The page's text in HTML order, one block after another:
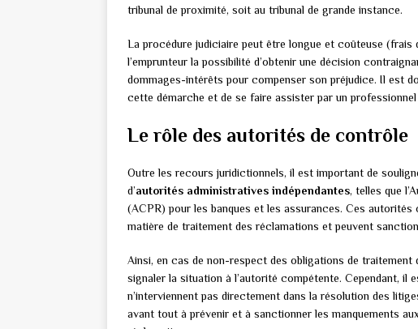
tribunal de proximité, soit au tribunal de grande instance.
La procédure judiciaire peut être longue et coûteuse (frais
l’emprunteur la possibilité d’obtenir une décision
dommages-intérêts pour compenser son préjudice. Il est
cette démarche et de se faire assister par un
Le rôle des autorités de contrôle
Outre les recours juridictionnels, il est important de
d’autorités administratives indépendantes, telles que
(ACPR) pour les banques et les assurances. Ces
matière de traitement des réclamations et peuvent
Ainsi, en cas de non-respect des obligations de traitement
signaler la situation à l’autorité compétente. Cependant, il
n’interviennent pas directement dans la résolution des
avant tout à prévenir et à sanctionner les manquements